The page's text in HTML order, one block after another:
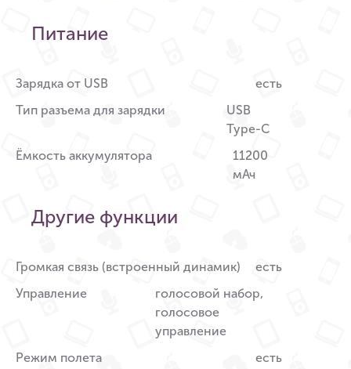
Питание
Зарядка от USB
есть
Тип разъема для зарядки
USB
Type-C
Ёмкость аккумулятора
11200
мАч
Другие функции
Громкая связь (встроенный динамик)
есть
Управление
голосовой набор,
голосовое
управление
Режим полета
есть